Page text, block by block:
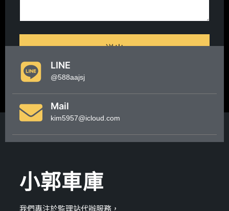
送出
LINE
@588aajsj
Mail
kim5957@icloud.com
小郭車庫
我們專注於監理站代辦服務，